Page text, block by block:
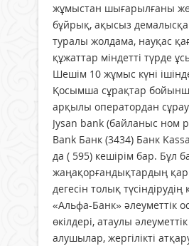
жұмыстан шығарылғаны
бұйрық, ақысыз демалысқа
туралы жолдама, науқас
құжаттар міндетті түрде
Шешім 10 жұмыс күні
Қосымша сұрақтар
арқылы оператордан
Jysan bank (байланыс ном
Bank Банк (3434) Банк
да ( 595) кешірім бар. Бұл
жаңақорғандықтардың
дегесін толық түсіндірудің
«Альфа-Банк» әлеуметтік
өкілдері, атаулы
алушылар, жергілікті